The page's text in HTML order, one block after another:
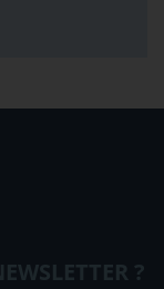
?